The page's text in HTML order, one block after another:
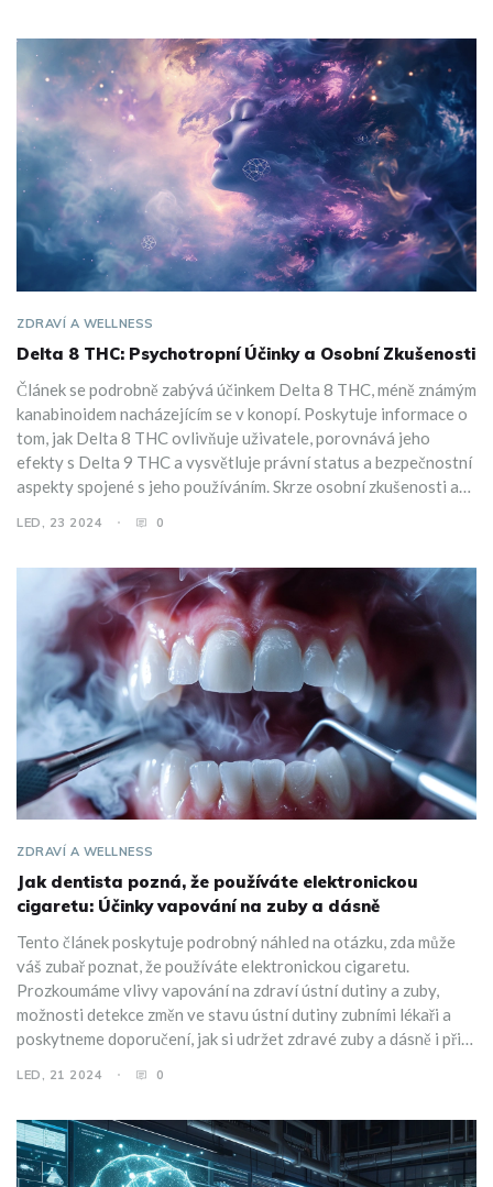
ZDRAVÍ A WELLNESS
Delta 8 THC: Psychotropní Účinky a Osobní Zkušenosti
Článek se podrobně zabývá účinkem Delta 8 THC, méně známým
kanabinoidem nacházejícím se v konopí. Poskytuje informace o
tom, jak Delta 8 THC ovlivňuje uživatele, porovnává jeho
efekty s Delta 9 THC a vysvětluje právní status a bezpečnostní
aspekty spojené s jeho používáním. Skrze osobní zkušenosti a
jak Delta 8 může vyvolat psychoaktivní stavy.
LED, 23 2024 0
ZDRAVÍ A WELLNESS
Jak dentista pozná, že používáte elektronickou
cigaretu: Účinky vapování na zuby a dásně
Tento článek poskytuje podrobný náhled na otázku, zda může
váš zubař poznat, že používáte elektronickou cigaretu.
Prozkoumáme vlivy vapování na zdraví ústní dutiny a zuby,
možnosti detekce změn ve stavu ústní dutiny zubními lékaři a
poskytneme doporučení, jak si udržet zdravé zuby a dásně i při
LED, 21 2024 0